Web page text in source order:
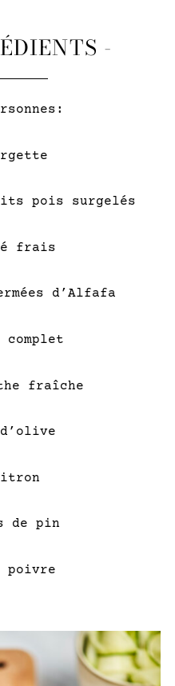
-
pois surgelés
frais
d’Alfafa
fraîche
de pin